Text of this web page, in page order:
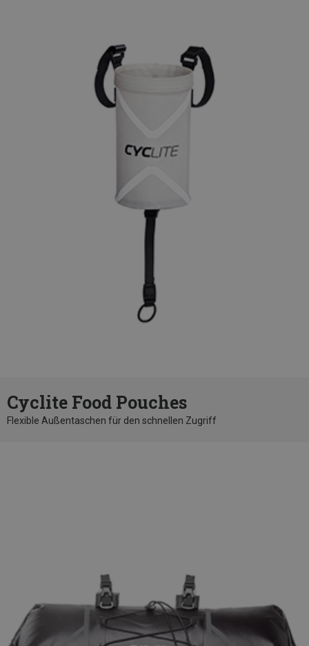
Cyclite Food Pouches
Flexible Außentaschen für den schnellen Zugriff